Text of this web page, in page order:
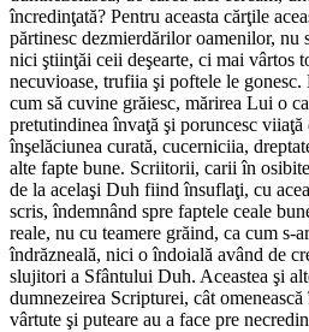
încredinţată? Pentru aceasta cărţile
părtinesc dezmierdărilor oamenilor, nu
nici ştiinţăi ceii deşearte, ci mai vârtos
necuvioase, trufiia şi poftele le gonesc.
cum să cuvine grăiesc, mărirea Lui o
pretutindinea învaţă şi poruncesc viiaţă
înşelăciunea curată, cucerniciia,
alte fapte bune. Scriitorii, carii în
de la acelaşi Duh fiind însuflaţi, cu
scris, îndemnând spre faptele ceale
reale, nu cu teamere grăind, ca cum s-
îndrăzneală, nici o îndoială având de
slujitori a Sfântului Duh. Aceastea şi
dumnezeirea Scripturei, cât
vârtute şi puteare au a face pre